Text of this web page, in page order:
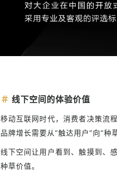
＃ 线下空间的体验价值
移动互联网时代，消费者决策流
品牌增长需要从“触达用户”向“种
线下空间让用户看到、触摸到、
种草价值。